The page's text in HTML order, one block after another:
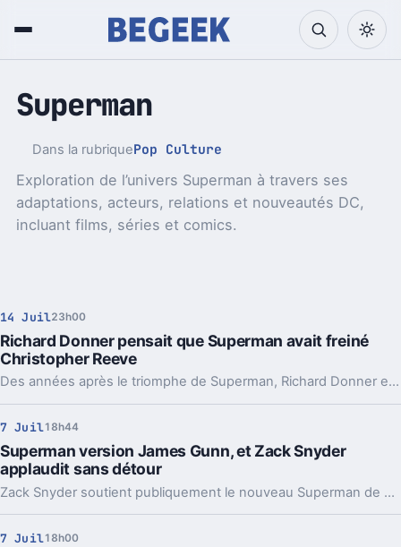
Superman
Dans la rubriquePop Culture
Exploration de l’univers Superman à travers ses
adaptations, acteurs, relations et nouveautés DC,
incluant films, séries et comics.
14 Juil23h00
Richard Donner pensait que Superman avait freiné
Christopher Reeve
Des années après le triomphe de Superman, Richard Donner estimait que le rôle avait enfermé Christopher Reeve dans une image dont il n’a jamais vraiment pu sortir.
7 Juil18h44
Superman version James Gunn, et Zack Snyder
applaudit sans détour
Zack Snyder soutient publiquement le nouveau Superman de James Gunn. Un signal fort, alors que les deux réalisateurs avancent aussi sur leurs projets.
7 Juil18h00